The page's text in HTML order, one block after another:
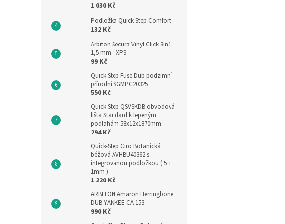
1 030 Kč
Podložka Quick-Step Comfort
132 Kč
Arbiton Secura Vinyl Click 3in1
1,5 mm - XPS
99 Kč
Quick Step Fuse Dub podzimní
přírodní SGMPC20325
550 Kč
Quick Step QSVSKDB obvodová
lišta Standard k lepeným
podlahám 58x12x1870mm
294 Kč
Quick-Step Ciro Botanická
béžová AVHBU40362 s
integrovanou podložkou ( 5 +
1mm )
1 220 Kč
ARBITON Amaron Herringbone
DUB YANKEE CA 153
990 Kč